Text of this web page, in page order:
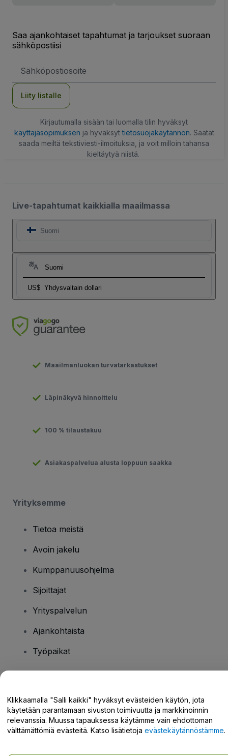
Saa ajankohtaiset tapahtumat ja tarjoukset suoraan
sähköpostiisi
Liity listalle
Kirjautumalla sisään tai luomalla tilin hyväksyt
käyttäjäsopimuksen ja hyväksyttietosuojakäytännön. Saatat
saada meiltä tekstiviesti-ilmoituksia, ja voit milloin tahansa
kieltäytyä niistä.
Live-tapahtumat kaikkialla maailmassa
Suomi
Suomi
US$ Yhdysvaltain dollari
Maailmanluokan turvatarkastukset
Läpinäkyvä hinnoittelu
100 % tilaustakuu
Asiakaspalvelua alusta loppuun saakka
Yrityksemme
Tietoa meistä
Avoin jakelu
Kumppanuusohjelma
Sijoittajat
Yrityspalvelun
Ajankohtaista
Työpaikat
Tukikeskus / Ota meihin yhteyttä
Klikkaamalla "Salli kaikki" hyväksyt evästeiden käytön, jota
käytetään parantamaan sivuston toimivuutta ja markkinoinnin
relevanssia. Muussa tapauksessa käytämme vain ehdottoman
välttämättömiä evästeitä. Katso lisätietoja evästekäytännöstämme.